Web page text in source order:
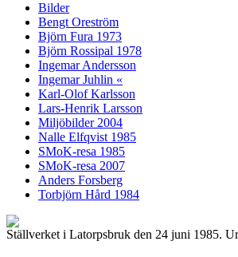
Bilder
Bengt Oreström
Björn Fura 1973
Björn Rossipal 1978
Ingemar Andersson
Ingemar Juhlin «
Karl-Olof Karlsson
Lars-Henrik Larsson
Miljöbilder 2004
Nalle Elfqvist 1985
SMoK-resa 1985
SMoK-resa 2007
Anders Forsberg
Torbjörn Hård 1984
Ställverket i Latorpsbruk den 24 juni 1985.